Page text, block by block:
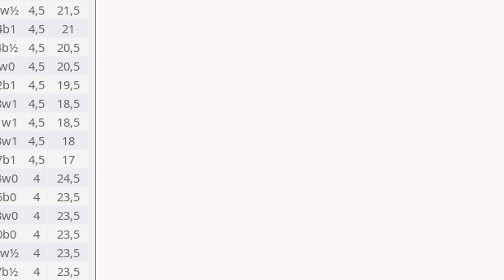
4,5
21,5
4,5
21
4,5
20,5
4,5
20,5
4,5
19,5
4,5
18,5
4,5
18,5
4,5
18
4,5
17
4
24,5
4
23,5
4
23,5
4
23,5
4
23,5
4
23,5